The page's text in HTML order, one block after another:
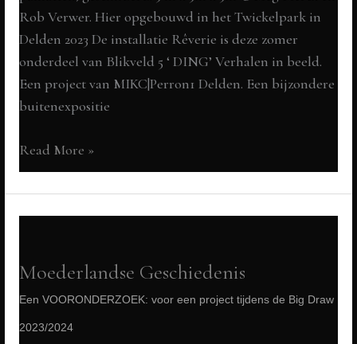
23
Rob Verwer. Hier opgebouwd in het Twickelpark in
Delden 2023 De installatie Rêverie is deze zomer
onderdeel van Blikveld 5 ‘ DING’ Verhalen in beeld.
Een project van MIKC|Perron1 Delden. Een bijzondere
buitenexpositie
Rêverie,
dé
Folly
van
Rijtjeshuis,
over
woonrecht
MIKC
Read More »
Moederlandse Geschiedenis
Een VOORONDERZOEK: voor een project tijdens de Big Draw
2023/2024